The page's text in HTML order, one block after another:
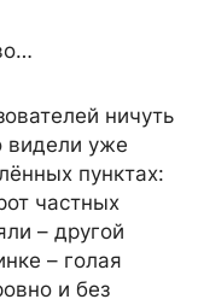
ничуть
видели уже
пунктах:
частных
– другой
– голая
и без